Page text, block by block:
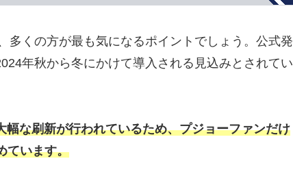
多くの方が最も気になるポイントでしょう。公式発
年秋から冬にかけて導入される見込みとされてい
な刷新が行われているため、プジョーファンだけ
ています。